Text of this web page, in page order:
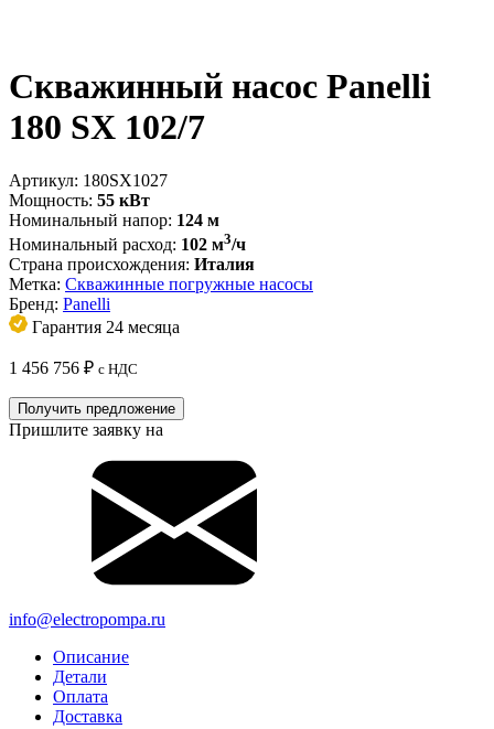
Скважинный насос Panelli
180 SX 102/7
Артикул: 180SX1027
Мощность: 55 кВт
Номинальный напор: 124 м
Номинальный расход: 102 м3/ч
Страна происхождения: Италия
Метка: Скважинные погружные насосы
Бренд: Panelli
Гарантия 24 месяца
1 456 756 ₽ с НДС
Получить предложение
Пришлите заявку на
info@electropompa.ru
Описание
Детали
Оплата
Доставка